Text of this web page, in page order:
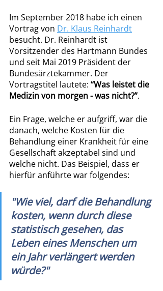
Im September 2018 habe ich einen
Vortrag von Dr. Klaus Reinhardt
besucht. Dr. Reinhardt ist
Vorsitzender des Hartmann Bundes
und seit Mai 2019 Präsident der
Bundesärztekammer. Der
Vortragstitel lautete: “Was leistet die
Medizin von morgen - was nicht?”.
Ein Frage, welche er aufgriff, war die
danach, welche Kosten für die
Behandlung einer Krankheit für eine
Gesellschaft akzeptabel sind und
welche nicht. Das Beispiel, dass er
hierfür anführte war folgendes:
"Wie viel, darf die Behandlung
kosten, wenn durch diese
statistisch gesehen, das
Leben eines Menschen um
ein Jahr verlängert werden
würde?"